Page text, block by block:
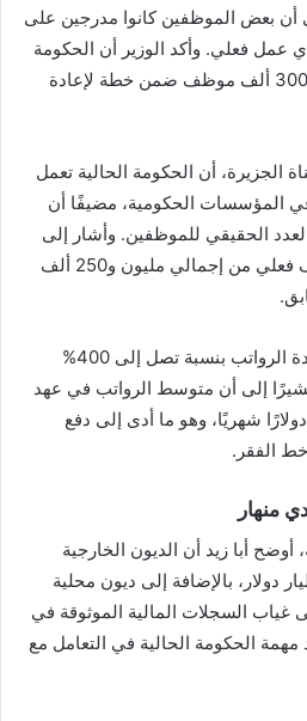
أن بعض الموظفين كانوا مدرجين على
عمل فعلي. وأكد الوزير أن الحكومة
تعتزم شطب أسماء أكثر من 300 ألف موظف ضمن خطة لإعادة
الجزيرة، أن الحكومة الحالية تعمل
المؤسسات الحكومية، مضيفًا أن
الحقيقي للموظفين. وأشار إلى
وجود حوالي 900 ألف موظف فعلي من إجمالي مليون و250 ألف
كما أعلن الوزير عن قرار بزيادة الرواتب بنسبة تصل إلى 400%
إلى أن متوسط الرواتب في عهد
النظام السابق لم يتجاوز 25 دولارًا شهريًا، وهو ما أدى إلى دفع
الفقر.
منهار
أوضح أبا زيد أن الديون الخارجية
تتراوح بين 20 و23 مليار دولار، بالإضافة إلى ديون محلية
غياب السجلات المالية الموثوقة في
مهمة الحكومة الحالية في التعامل مع